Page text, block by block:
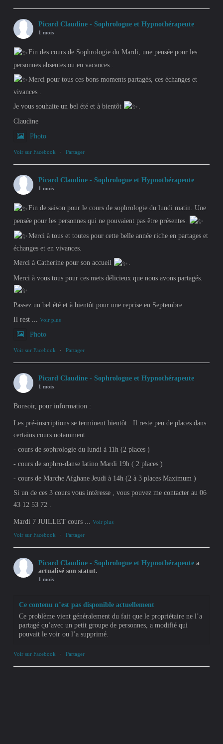
Picard Claudine - Sophrologue et Hypnothérapeute
1 mois
Fin des cours de Sophrologie du Mardi, une pensée pour les
personnes absentes ou en vacances .
Merci pour tous ces bons moments partagés, ces échanges et
vivances .
Je vous souhaite un bel été et à bientôt
Claudine
Photo
Voir sur Facebook · Partager
Picard Claudine - Sophrologue et Hypnothérapeute
1 mois
Fin de saison pour le cours de sophrologie du lundi matin. Une
pensée pour les personnes qui ne pouvaient pas être présentes.
Merci à tous et toutes pour cette belle année riche en partages et
échanges et en vivances.
Merci à Catherine pour son accueil
.
Merci à vous tous pour ces mets délicieux que nous avons partagés.
Passez un bel été et à bientôt pour une reprise en Septembre.
Il rest
Voir plus
Photo
Voir sur Facebook · Partager
Picard Claudine - Sophrologue et Hypnothérapeute
1 mois
Bonsoir, pour information :
Les pré-inscriptions se terminent bientôt . Il reste peu de places dans
certains cours notamment :
- cours de sophrologie du lundi à 11h (2 places )
- cours de sophro-danse latino Mardi 19h ( 2 places )
- cours de Marche Afghane Jeudi à 14h (2 à 3 places Maximum )
Si un de ces 3 cours vous intéresse , vous pouvez me contacter au 06
43 12 53 72 .
Mardi 7 JUILLET cours Voir plus
Voir sur Facebook · Partager
Picard Claudine - Sophrologue et Hypnothérapeute a
actualisé son statut.
1 mois
Ce contenu n’est pas disponible actuellement
Ce problème vient généralement du fait que le propriétaire ne l’a
partagé qu’avec un petit groupe de personnes, a modifié qui
pouvait le voir ou l’a supprimé.
Voir sur Facebook · Partager